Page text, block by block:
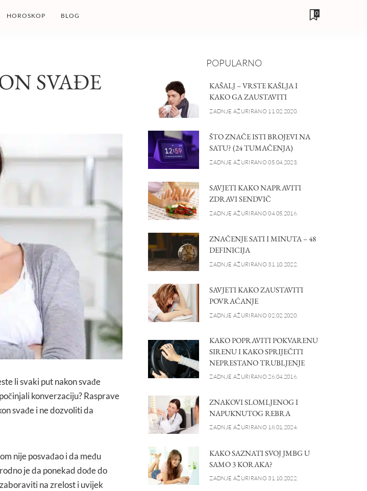
HOROSKOP BLOG 0
SVAĐE
li svaki put nakon svađe
konverzaciju? Rasprave
svađe i ne dozvoliti da
nije posvađao i da među
je da ponekad dođe do
na zrelost i uvijek
POPULARNO
KAŠALJ – VRSTE KAŠLJA I
KAKO GA ZAUSTAVITI
ZADNJE AŽURIRANO 11.02.2020.
ŠTO ZNAČE ISTI BROJEVI NA
SATU? (24 TUMAČENJA)
ZADNJE AŽURIRANO 05.04.2023.
SAVJETI KAKO NAPRAVITI
ZDRAVI SENDVIČ
ZADNJE AŽURIRANO 04.05.2016.
ZNAČENJE SATI I MINUTA – 48
DEFINICIJA
ZADNJE AŽURIRANO 31.10.2022.
SAVJETI KAKO ZAUSTAVITI
POVRAĆANJE
ZADNJE AŽURIRANO 02.02.2020.
KAKO POPRAVITI POKVARENU
SIRENU I KAKO SPRIJEČITI
NEPRESTANO TRUBLJENJE
ZADNJE AŽURIRANO 26.04.2016.
ZNAKOVI SLOMLJENOG I
NAPUKNUTOG REBRA
ZADNJE AŽURIRANO 18.01.2024.
KAKO SAZNATI SVOJ JMBG U
SAMO 3 KORAKA?
ZADNJE AŽURIRANO 31.10.2022.